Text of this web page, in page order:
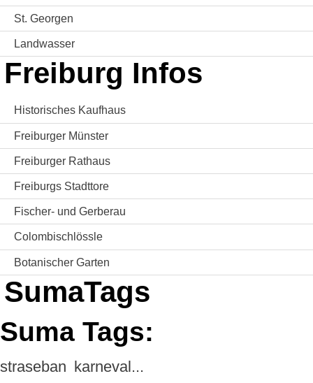
St. Georgen
Landwasser
Freiburg Infos
Historisches Kaufhaus
Freiburger Münster
Freiburger Rathaus
Freiburgs Stadttore
Fischer- und Gerberau
Colombischlössle
Botanischer Garten
SumaTags
Suma Tags:
straseban karneval...